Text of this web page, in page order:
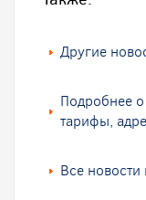
Другие
Подробнее
тарифы,
Все